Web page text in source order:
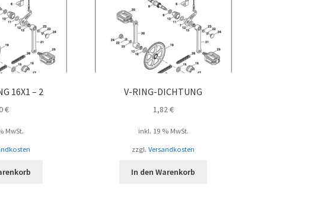
16X1 – 2
€
MwSt.
V-RING-DICHTUNG
1,82€
inkl. 19 % MwSt.
zzgl.Versandkosten
In den Warenkorb